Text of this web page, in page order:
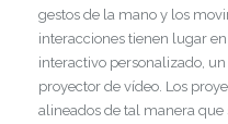
gestos de la mano y los
interacciones tienen lugar
interactivo personalizado,
proyector de vídeo. Los
alineados de tal manera que